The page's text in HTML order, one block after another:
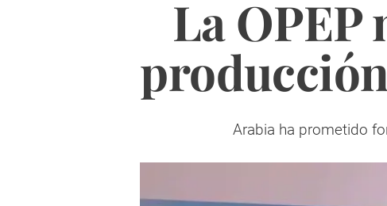
La OPEP
Arabia ha prometido